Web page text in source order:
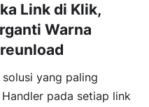
Link di Klik,
Warna
yang paling
pada setiap link